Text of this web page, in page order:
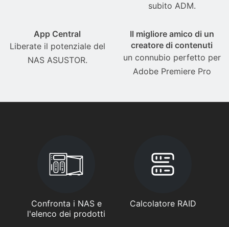
subito ADM.
App Central
Liberate il potenziale del
NAS ASUSTOR.
Il migliore amico di un
creatore di contenuti
un connubio perfetto per
Adobe Premiere Pro
Confronta i NAS e
l'elenco dei prodotti
Calcolatore RAID